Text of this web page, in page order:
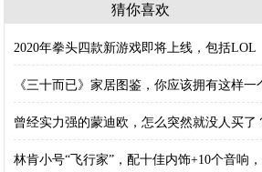
猜你喜欢
2020年拳头四款新游戏即将上线，包括LOL
《三十而已》家居图鉴，你应该拥有这样一
曾经实力强的蒙迪欧，怎么突然就没人买了
林肯小号“飞行家”，配十佳内饰+10个音响，